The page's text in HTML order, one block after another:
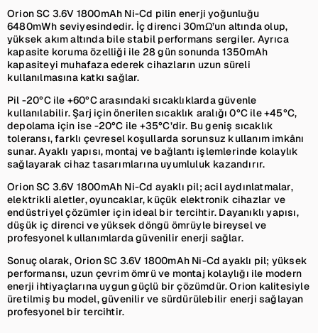
Orion SC 3.6V 1800mAh Ni-Cd pilin enerji yoğunluğu
6480mWh seviyesindedir. İç direnci 30mΩ’un altında olup,
yüksek akım altında bile stabil performans sergiler. Ayrıca
kapasite koruma özelliği ile 28 gün sonunda 1350mAh
kapasiteyi muhafaza ederek cihazların uzun süreli
kullanılmasına katkı sağlar.
Pil -20°C ile +60°C arasındaki sıcaklıklarda güvenle
kullanılabilir. Şarj için önerilen sıcaklık aralığı 0°C ile +45°C,
depolama için ise -20°C ile +35°C’dir. Bu geniş sıcaklık
toleransı, farklı çevresel koşullarda sorunsuz kullanım imkânı
sunar. Ayaklı yapısı, montaj ve bağlantı işlemlerinde kolaylık
sağlayarak cihaz tasarımlarına uyumluluk kazandırır.
Orion SC 3.6V 1800mAh Ni-Cd ayaklı pil; acil aydınlatmalar,
elektrikli aletler, oyuncaklar, küçük elektronik cihazlar ve
endüstriyel çözümler için ideal bir tercihtir. Dayanıklı yapısı,
düşük iç direnci ve yüksek döngü ömrüyle bireysel ve
profesyonel kullanımlarda güvenilir enerji sağlar.
Sonuç olarak, Orion SC 3.6V 1800mAh Ni-Cd ayaklı pil; yüksek
performansı, uzun çevrim ömrü ve montaj kolaylığı ile modern
enerji ihtiyaçlarına uygun güçlü bir çözümdür. Orion kalitesiyle
üretilmiş bu model, güvenilir ve sürdürülebilir enerji sağlayan
profesyonel bir tercihtir.